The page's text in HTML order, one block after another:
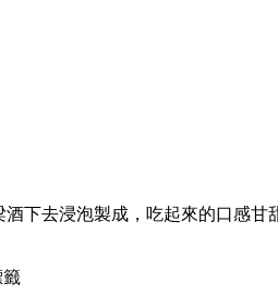
下去浸泡製成，吃起來的口感
籤